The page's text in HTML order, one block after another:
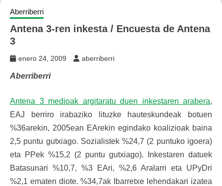
Aberriberri
Antena 3-ren inkesta / Encuesta de Antena
3
enero 24, 2009 aberriberri
Aberriberri
Antena 3 medioak argitaratu duen inkestaren arabera,
EAJ berriro irabaziko lituzke hauteskundeak botuen
%36arekin, 2005ean EArekin egindako koalizioak baina
2,5 puntu gutxiago. Sozialistek %24,7 (2 puntuko igoera)
eta PPek %15,2 (2 puntu gutxiago). Inkestaren datuek
Batasunari %10,7, %3 EAri, %2,6 Aralarri eta UPyDri
%2,1 ematen diote. %34,7ak Ibarretxe lehendakari izatea